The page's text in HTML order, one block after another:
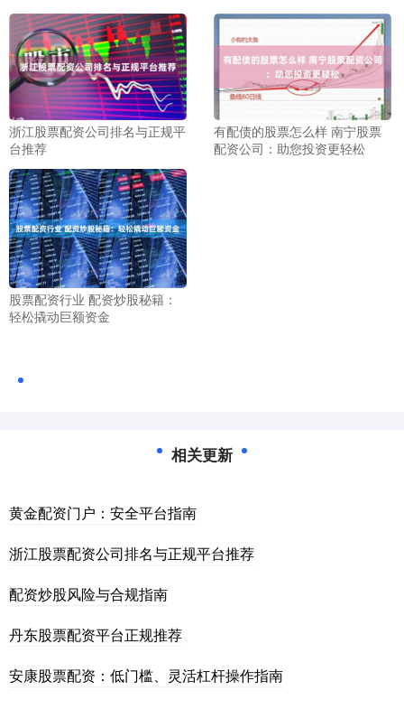
浙江股票配资公司排名与正规平
台推荐
有配债的股票怎么样 南宁股票
配资公司：助您投资更轻松
股票配资行业 配资炒股秘籍：
轻松撬动巨额资金
相关更新
黄金配资门户：安全平台指南
浙江股票配资公司排名与正规平台推荐
配资炒股风险与合规指南
丹东股票配资平台正规推荐
安康股票配资：低门槛、灵活杠杆操作指南